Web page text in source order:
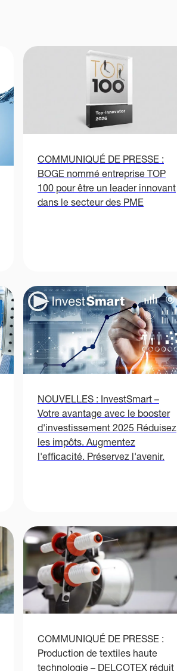
COMMUNIQUÉ DE PRESSE :
BOGE nommé entreprise TOP
100 pour être un leader innovant
dans le secteur des PME
NOUVELLES : InvestSmart –
Votre avantage avec le booster
d'investissement 2025 Réduisez
les impôts. Augmentez
l'efficacité. Préservez l'avenir.
COMMUNIQUÉ DE PRESSE :
Production de textiles haute